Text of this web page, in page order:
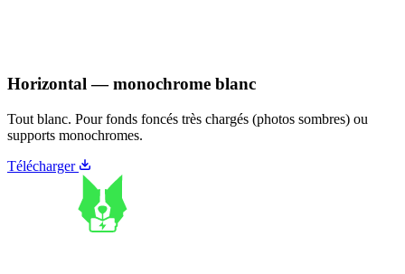
Horizontal — monochrome blanc
Tout blanc. Pour fonds foncés très chargés (photos sombres) ou
supports monochromes.
Télécharger